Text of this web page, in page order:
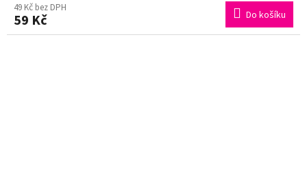
49 Kč bez DPH
59 Kč Do košíku